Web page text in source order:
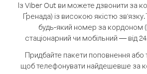
Із Viber Out ви можете дзвонити за
Ґренада) із високою якістю зв'язку.
будь-який номер за кордоном
стаціонарний чи мобільний — від
Придбайте пакети поповнення або
щоб телефонувати найдешевше за